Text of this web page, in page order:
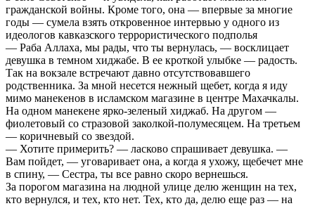
гражданской войны. Кроме того, она — впервые за многие
годы — сумела взять откровенное интервью у одного из
идеологов кавказского террористического подполья
— Раба Аллаха, мы рады, что ты вернулась, — восклицает
девушка в темном хиджабе. В ее кроткой улыбке — радость.
Так на вокзале встречают давно отсутствовавшего
родственника. За мной несется нежный щебет, когда я иду
мимо манекенов в исламском магазине в центре Махачкалы.
На одном манекене ярко-зеленый хиджаб. На другом —
фиолетовый со стразовой заколкой-полумесяцем. На третьем
— коричневый со звездой.
— Хотите примерить? — ласково спрашивает девушка. —
Вам пойдет, — уговаривает она, а когда я ухожу, щебечет мне
в спину, — Сестра, ты все равно скоро вернешься.
За порогом магазина на людной улице делю женщин на тех,
кто вернулся, и тех, кто нет. Тех, кто да, делю еще раз — на